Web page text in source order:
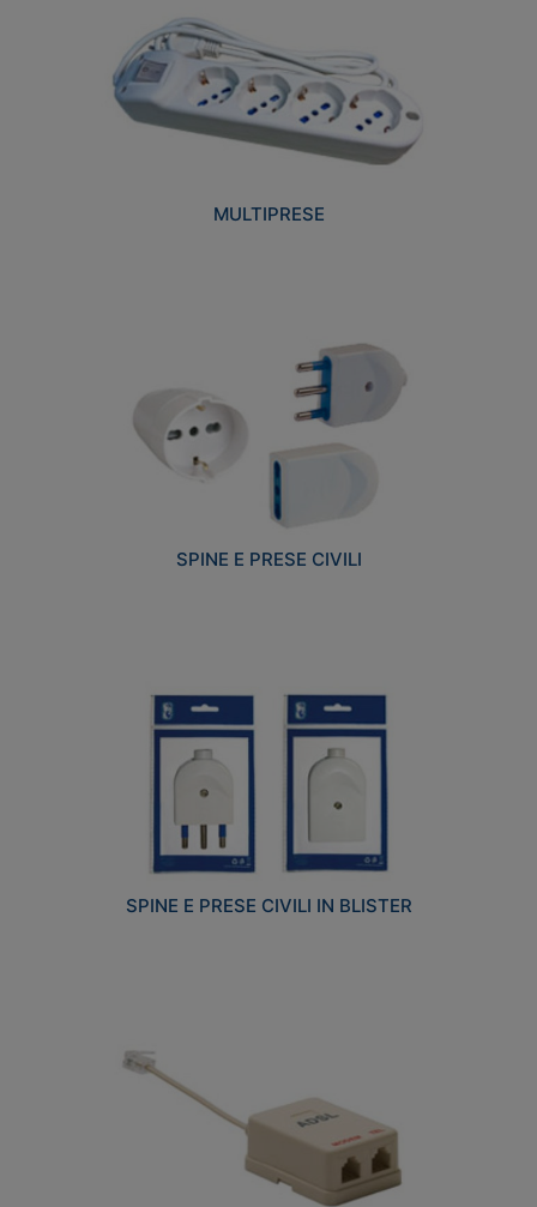
MULTIPRESE
SPINE E PRESE CIVILI
SPINE E PRESE CIVILI IN BLISTER